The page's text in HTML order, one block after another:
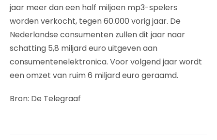
jaar meer dan een half miljoen mp3-spelers
worden verkocht, tegen 60.000 vorig jaar. De
Nederlandse consumenten zullen dit jaar naar
schatting 5,8 miljard euro uitgeven aan
consumentenelektronica. Voor volgend jaar wordt
een omzet van ruim 6 miljard euro geraamd.
Bron: De Telegraaf